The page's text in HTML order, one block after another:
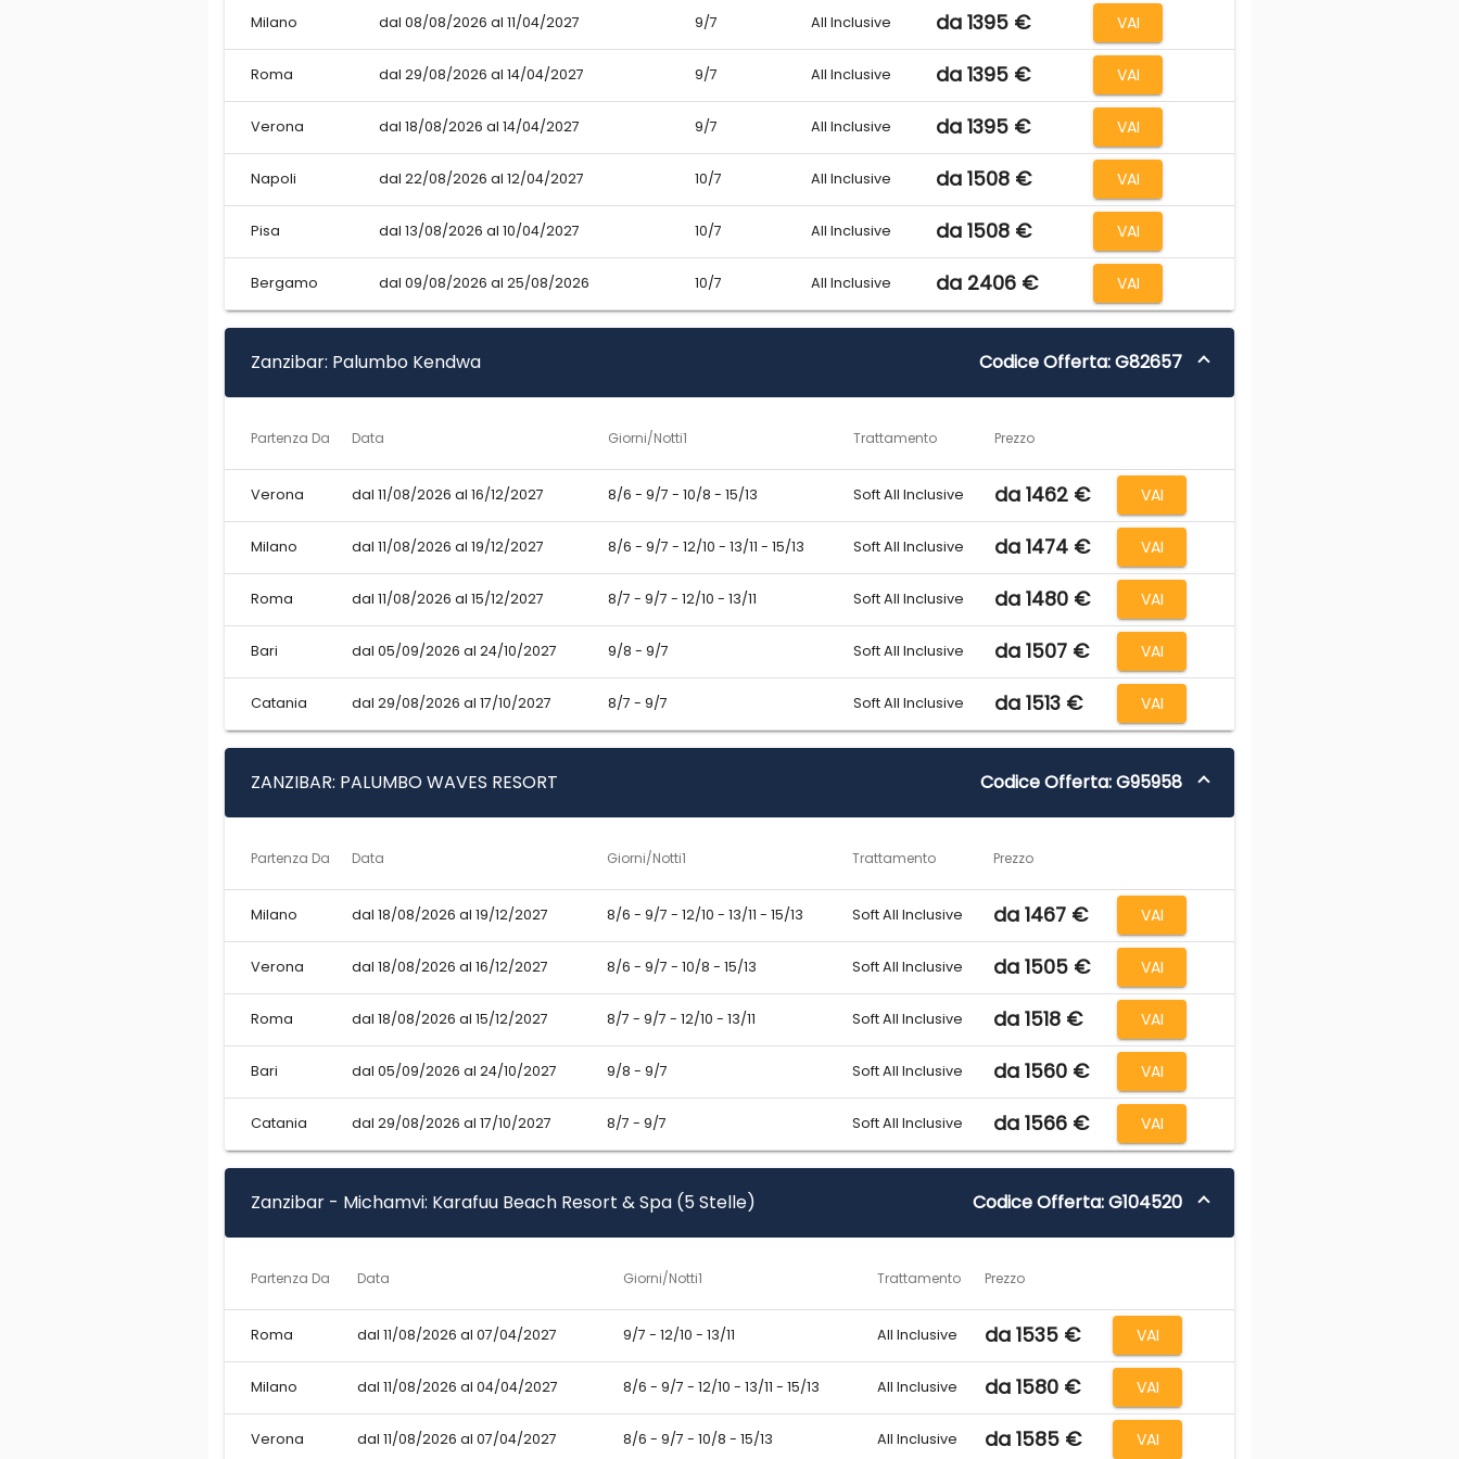
Milano dal 08/08/2026 al 11/04/2027 9/7 All Inclusive da 1395 € VAI
Roma dal 29/08/2026 al 14/04/2027 9/7 All Inclusive da 1395 € VAI
Verona dal 18/08/2026 al 14/04/2027 9/7 All Inclusive da 1395 € VAI
Napoli dal 22/08/2026 al 12/04/2027 10/7 All Inclusive da 1508 € VAI
Pisa dal 13/08/2026 al 10/04/2027 10/7 All Inclusive da 1508 € VAI
Bergamo dal 09/08/2026 al 25/08/2026 10/7 All Inclusive da 2406 € VAI
Zanzibar: Palumbo Kendwa Codice Offerta: G82657
Partenza Da Data Giorni/Notti1 Trattamento Prezzo
Verona dal 11/08/2026 al 16/12/2027 8/6 - 9/7 - 10/8 - 15/13 Soft All Inclusive da 1462 € VAI
Milano dal 11/08/2026 al 19/12/2027 8/6 - 9/7 - 12/10 - 13/11 - 15/13 Soft All Inclusive da 1474 € VAI
Roma dal 11/08/2026 al 15/12/2027 8/7 - 9/7 - 12/10 - 13/11 Soft All Inclusive da 1480 € VAI
Bari dal 05/09/2026 al 24/10/2027 9/8 - 9/7 Soft All Inclusive da 1507 € VAI
Catania dal 29/08/2026 al 17/10/2027 8/7 - 9/7 Soft All Inclusive da 1513 € VAI
ZANZIBAR: PALUMBO WAVES RESORT Codice Offerta: G95958
Partenza Da Data Giorni/Notti1 Trattamento Prezzo
Milano dal 18/08/2026 al 19/12/2027 8/6 - 9/7 - 12/10 - 13/11 - 15/13 Soft All Inclusive da 1467 € VAI
Verona dal 18/08/2026 al 16/12/2027 8/6 - 9/7 - 10/8 - 15/13 Soft All Inclusive da 1505 € VAI
Roma dal 18/08/2026 al 15/12/2027 8/7 - 9/7 - 12/10 - 13/11 Soft All Inclusive da 1518 € VAI
Bari dal 05/09/2026 al 24/10/2027 9/8 - 9/7 Soft All Inclusive da 1560 € VAI
Catania dal 29/08/2026 al 17/10/2027 8/7 - 9/7 Soft All Inclusive da 1566 € VAI
Zanzibar - Michamvi: Karafuu Beach Resort & Spa (5 Stelle) Codice Offerta: G104520
Partenza Da Data Giorni/Notti1 Trattamento Prezzo
Roma dal 11/08/2026 al 07/04/2027 9/7 - 12/10 - 13/11 All Inclusive da 1535 € VAI
Milano dal 11/08/2026 al 04/04/2027 8/6 - 9/7 - 12/10 - 13/11 - 15/13 All Inclusive da 1580 € VAI
Verona dal 11/08/2026 al 07/04/2027 8/6 - 9/7 - 10/8 - 15/13 All Inclusive da 1585 € VAI